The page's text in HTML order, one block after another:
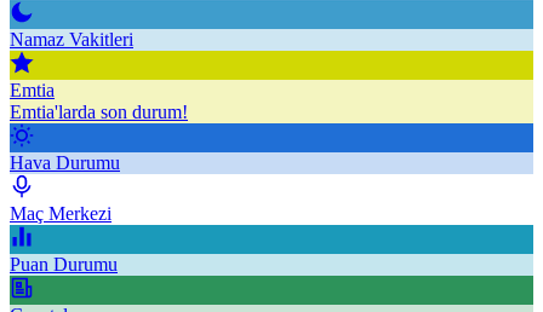
Namaz Vakitleri
Emtia
Emtia'larda son durum!
Hava Durumu
Maç Merkezi
Puan Durumu